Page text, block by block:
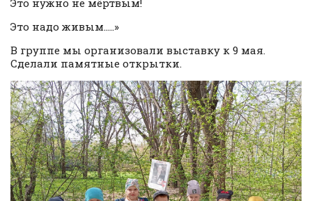
Это надо живым…..»
В группе мы организовали выставку к 9 мая.
Сделали памятные открытки.